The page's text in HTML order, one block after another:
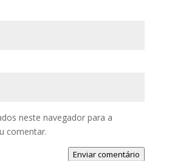
neste navegador para a
comentar.
Enviar comentário